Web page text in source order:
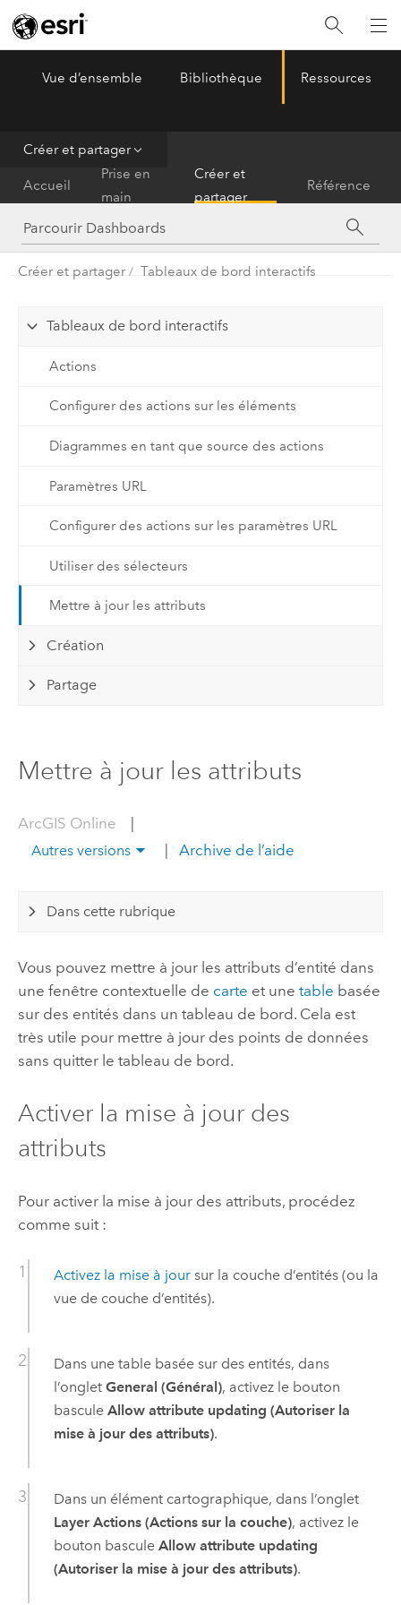
ArcGIS Dashboards
Vue d’ensemble Bibliothèque Ressources
Créer et partager
Accueil
Prise en
main
Créer et
partager
Référence
Créer et partager Tableaux de bord interactifs
Tableaux de bord interactifs
Actions
Configurer des actions sur les éléments
Diagrammes en tant que source des actions
Paramètres URL
Configurer des actions sur les paramètres URL
Utiliser des sélecteurs
Mettre à jour les attributs
Création
Partage
Mettre à jour les attributs
ArcGIS Online
Autres versions Archive de l’aide
Dans cette rubrique
Vous pouvez mettre à jour les attributs d’entité dans
une fenêtre contextuelle de carte et une table basée
sur des entités dans un tableau de bord. Cela est
très utile pour mettre à jour des points de données
sans quitter le tableau de bord.
Activer la mise à jour des
attributs
Pour activer la mise à jour des attributs, procédez
comme suit :
Activez la mise à joursur la couche d’entités (ou la
vue de couche d’entités).
Dans une table basée sur des entités, dans
l’onglet General (Général), activez le bouton
bascule Allow attribute updating (Autoriser la
mise à jour des attributs).
Dans un élément cartographique, dans l’onglet
Layer Actions (Actions sur la couche), activez le
bouton bascule Allow attribute updating
(Autoriser la mise à jour des attributs).